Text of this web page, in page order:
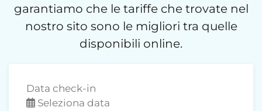
garantiamo che le tariffe che trovate nel
nostro sito sono le migliori tra quelle
disponibili online.
Data check-in
Seleziona data